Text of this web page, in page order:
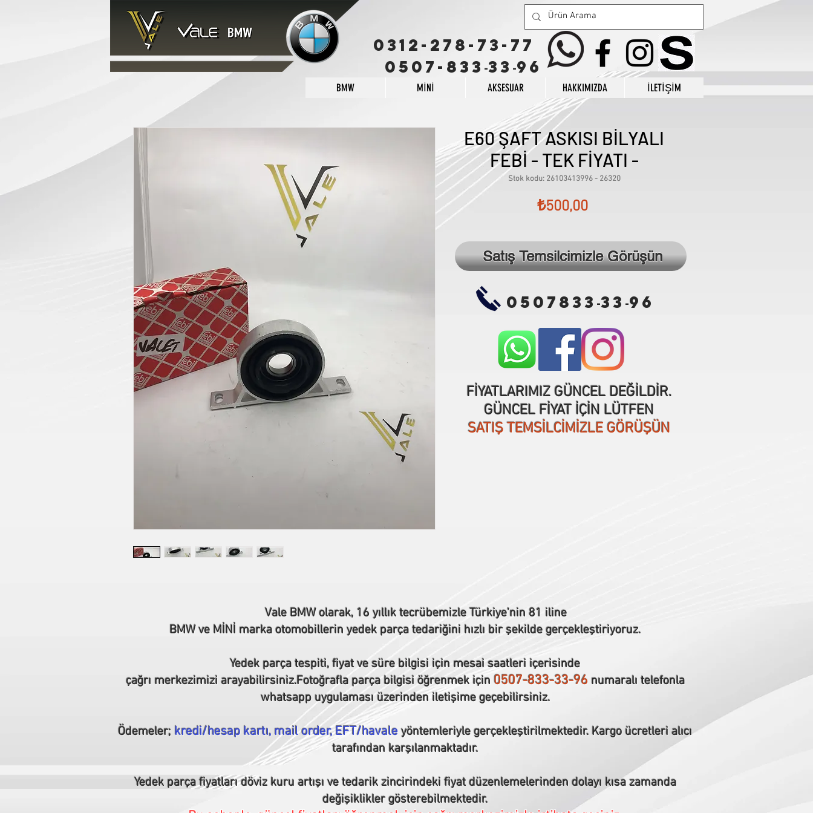
0312-278-73-77
0507-833 -33 -96
BMW MİNİ AKSESUAR HAKKIMIZDA İLETİŞİM
E60 ŞAFT ASKISI BİLYALI
FEBİ - TEK FİYATI -
Stok kodu: 26103413996 - 26320
₺500,00Fiyat
0507833 -33 -96
Satış Temsilcimizle Görüşün
FİYATLARIMIZ GÜNCEL DEĞİLDİR.
GÜNCEL FİYAT İÇİN LÜTFEN
SATIŞ TEMSİLCİMİZLE GÖRÜŞÜN
Vale BMW olarak, 16 yıllık tecrübemizle Türkiye’nin 81 iline
BMW ve MİNİ marka otomobillerin yedek parça tedariğini hızlı bir şekilde gerçekleştiriyoruz.
Yedek parça tespiti, fiyat ve süre bilgisi için mesai saatleri içerisinde
çağrı merkezimizi arayabilirsiniz.Fotoğrafla parça bilgisi öğrenmek için 0507-833-33-96numaralı telefonla
whatsapp uygulaması üzerinden iletişime geçebilirsiniz.
Ödemeler; kredi/hesap kartı, mail order, EFT/havaleyöntemleriyle gerçekleştirilmektedir. Kargo ücretleri alıcı
tarafından karşılanmaktadır.
Yedek parça fiyatları döviz kuru artışı ve tedarik zincirindeki fiyat düzenlemelerinden dolayı kısa zamanda
değişiklikler gösterebilmektedir.